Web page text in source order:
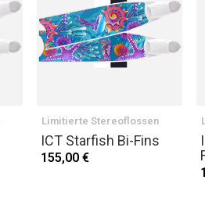
Limitierte Stereoflossen
ICT Starfish Bi-Fins
155,00 €